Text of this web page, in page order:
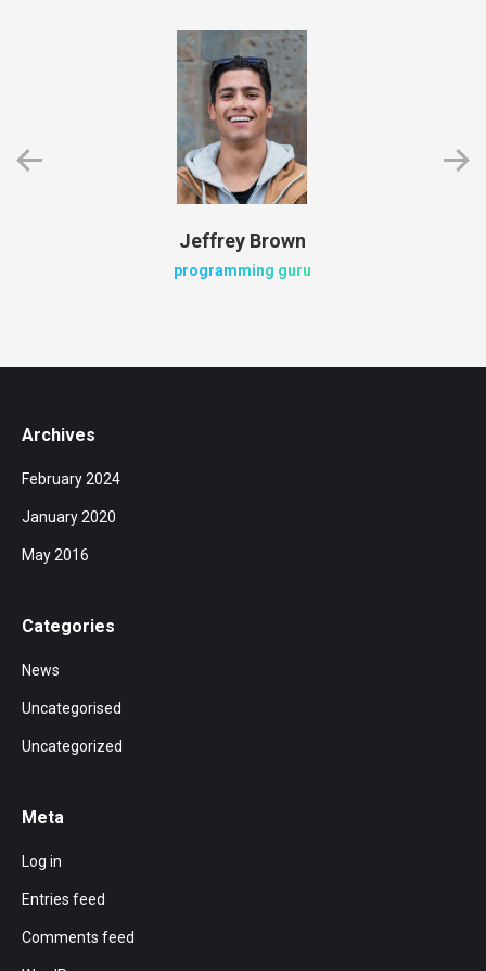
Jeffrey Brown
programming guru
Archives
February 2024
January 2020
May 2016
Categories
News
Uncategorised
Uncategorized
Meta
Log in
Entries feed
Comments feed